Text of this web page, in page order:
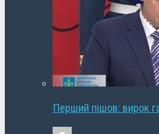
Перший пішов: вирок